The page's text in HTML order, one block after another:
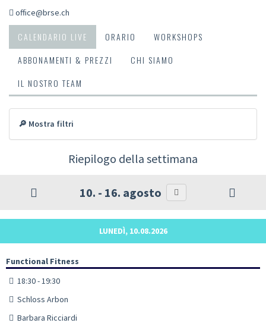
office@brse.ch
CALENDARIO LIVE ORARIO
WORKSHOPS
ABBONAMENTI & PREZZI
CHI SIAMO
IL NOSTRO TEAM
🔎 Mostra filtri
Riepilogo della settimana
10. - 16. agosto
LUNEDÌ, 10.08.2026
Functional Fitness
18:30 - 19:30
Schloss Arbon
Barbara Ricciardi